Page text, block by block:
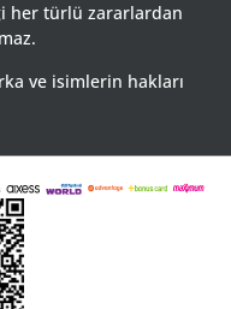
her türlü zararlardan
ve isimlerin hakları